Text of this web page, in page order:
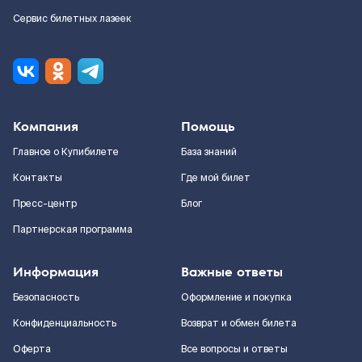
Сервис билетных лазеек
Компания
Главное о Купибилете
Контакты
Пресс-центр
Партнерская программа
Помощь
База знаний
Где мой билет
Блог
Информация
Безопасность
Конфиденциальность
Оферта
Важные ответы
Оформление и покупка
Возврат и обмен билета
Все вопросы и ответы